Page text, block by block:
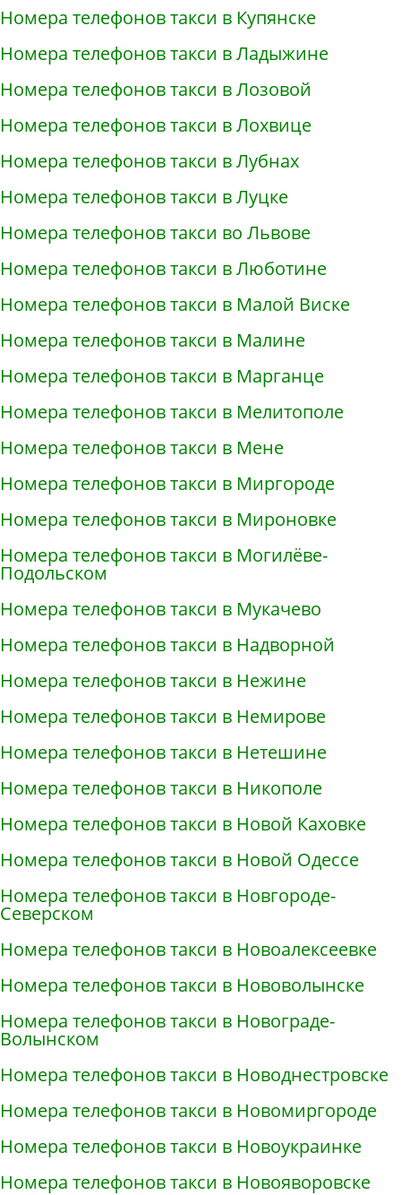
Номера телефонов такси в Купянске
Номера телефонов такси в Ладыжине
Номера телефонов такси в Лозовой
Номера телефонов такси в Лохвице
Номера телефонов такси в Лубнах
Номера телефонов такси в Луцке
Номера телефонов такси во Львове
Номера телефонов такси в Люботине
Номера телефонов такси в Малой Виске
Номера телефонов такси в Малине
Номера телефонов такси в Марганце
Номера телефонов такси в Мелитополе
Номера телефонов такси в Мене
Номера телефонов такси в Миргороде
Номера телефонов такси в Мироновке
Номера телефонов такси в Могилёве-
Подольском
Номера телефонов такси в Мукачево
Номера телефонов такси в Надворной
Номера телефонов такси в Нежине
Номера телефонов такси в Немирове
Номера телефонов такси в Нетешине
Номера телефонов такси в Никополе
Номера телефонов такси в Новой Каховке
Номера телефонов такси в Новой Одессе
Номера телефонов такси в Новгороде-
Северском
Номера телефонов такси в Новоалексеевке
Номера телефонов такси в Нововолынске
Номера телефонов такси в Новограде-
Волынском
Номера телефонов такси в Новоднестровске
Номера телефонов такси в Новомиргороде
Номера телефонов такси в Новоукраинке
Номера телефонов такси в Новояворовске